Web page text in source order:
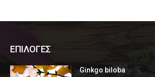
ΕΠΙΛΟΓΕΣ
Ginkgo biloba